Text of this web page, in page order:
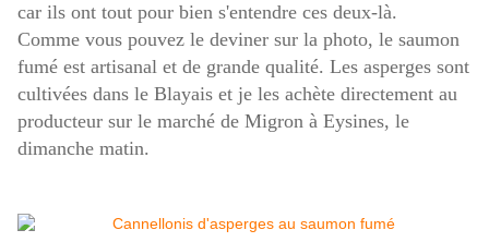
car ils ont tout pour bien s'entendre ces deux-là.
Comme vous pouvez le deviner sur la photo, le saumon
fumé est artisanal et de grande qualité. Les asperges sont
cultivées dans le Blayais et je les achète directement au
producteur sur le marché de Migron à Eysines, le
dimanche matin.